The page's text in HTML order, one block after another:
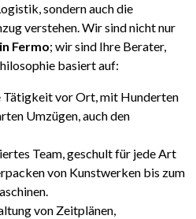
sondern auch die
verstehen. Wir sind nicht nur
Fermo; wir sind Ihre Berater,
basiert auf:
Tätigkeit vor Ort, mit Hunderten
Umzügen, auch den
Team, geschult für jede Art
von Kunstwerken bis zum
von Zeitplänen,